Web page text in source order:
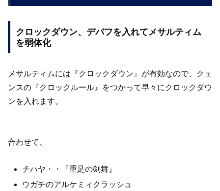
クロックダウン、デバフを入れてメサルティム
を弱体化
メサルティムには『クロックダウン』が有効なので、クェ
ンスの『クロックルール』をつかって早々にクロックダウ
ンを入れます。
合わせて、
チハヤ・・『重足の剣舞』
ウガチのアルケミィクラッシュ